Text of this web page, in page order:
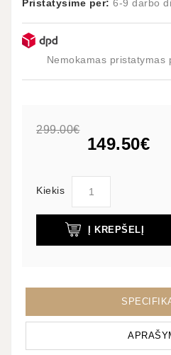
Pristatysime per: 6-9 darbo
Nemokamas
299.00€
149.50€
Kiekis
Į KREPŠELĮ